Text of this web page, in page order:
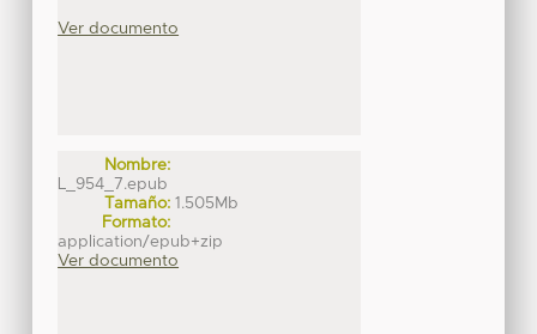
Ver documento
Nombre:
L_954_7.epub
Tamaño: 1.505Mb
Formato:
application/epub+zip
Ver documento